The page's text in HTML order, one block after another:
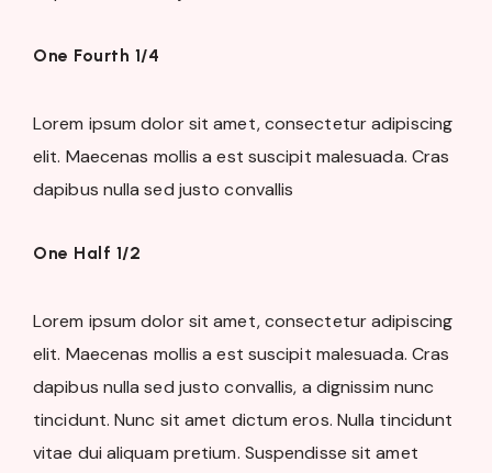
One Fourth 1/4
Lorem ipsum dolor sit amet, consectetur adipiscing
elit. Maecenas mollis a est suscipit malesuada. Cras
dapibus nulla sed justo convallis
One Half 1/2
Lorem ipsum dolor sit amet, consectetur adipiscing
elit. Maecenas mollis a est suscipit malesuada. Cras
dapibus nulla sed justo convallis, a dignissim nunc
tincidunt. Nunc sit amet dictum eros. Nulla tincidunt
vitae dui aliquam pretium. Suspendisse sit amet